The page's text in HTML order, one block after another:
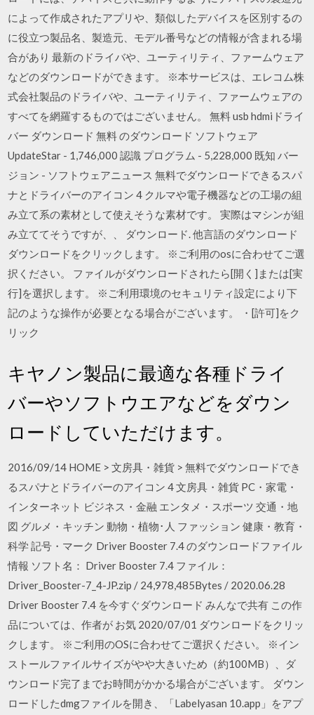
によって作成されたアプリや、類似したデバイスを区別するの
に役立つ製品名、製造元、モデル番号などの情報が含まれる場
合があり 最新のドライバや、ユーティリティ、ファームウェア
などのダウンロードができます。 ※本サービスは、エレコム株
式会社製品のドライバや、ユーティリティ、ファームウェアの
すべてを網羅するものではございません。 無料 usb hdmiドライ
バー ダウンロード 無料 のダウンロード ソフトウェア
UpdateStar - 1,746,000 認識 プログラム - 5,228,000 既知 バー
ジョン - ソフトウェアニュース 無料でダウンロードできるスパ
ナとドライバーのアイコン 4 クルマや電子機器などの工場の組
み立て系の素材として使えそうな素材です。 実際はマシンが組
み立ててそうですが、、 ダウンロード. 他言語のダウンロード
ダウンロードをクリックします。 ※ご利用のosに合わせてご選
択ください。 ファイルがダウンロードされたら[開く]または[実
行]を選択します。 ※ご利用環境のセキュリティ設定により下
記のような操作が必要となる場合がございます。 ・[許可]をク
リック
キヤノン製品に最適な各種ドライ
バーやソフトウエアなどをダウン
ロードしていただけます。
2016/09/14 HOME > 文房具・雑貨 > 無料でダウンロードでき
るスパナとドライバーのアイコン 4 文房具・雑貨 PC・家電・
インターネット ビジネス・金融 エンタメ・スポーツ 交通・地
図 グルメ・キッチン 動物・植物･人 ファッション 健康・教育・
科学 記号・マーク Driver Booster 7.4 のダウンロードファイル
情報 ソフト名： Driver Booster 7.4 ファイル：
Driver_Booster-7_4-JP.zip / 24,978,485Bytes / 2020.06.28
Driver Booster 7.4 を今すぐダウンロード みんなで共有 この作
品については、作者が お気 2020/07/01 ダウンロードをクリッ
クします。 ※ご利用のOSに合わせてご選択ください。 ※イン
ストールファイルサイズがやや大きいため（約100MB）、ダ
ウンロード完了までお時間がかかる場合がございます。 ダウン
ロードしたdmgファイルを開き、「Labelyasan 10.app」をアプ